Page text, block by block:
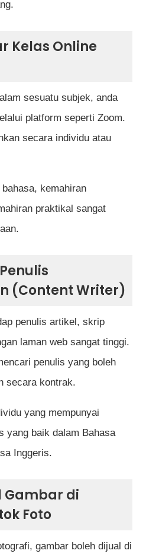
Kelas Online
sesuatu subjek, anda
platform seperti Zoom.
secara individu atau
kemahiran
praktikal sangat
(Content Writer)
penulis artikel, skrip
laman web sangat tinggi.
penulis yang boleh
secara kontrak.
yang mempunyai
yang baik dalam Bahasa
Inggeris.
Gambar di
Foto
gambar boleh dijual di